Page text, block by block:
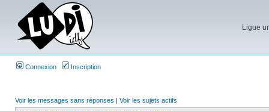
Ligue
Connexion Inscription
Voir les messages sans réponses | Voir les sujets actifs